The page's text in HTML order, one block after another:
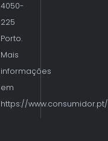
4050-
225
Porto.
Mais
informações
em
https://www.consumidor.pt/